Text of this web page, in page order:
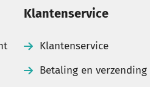
Klantenservice
Klantenservice
Betaling en verzending